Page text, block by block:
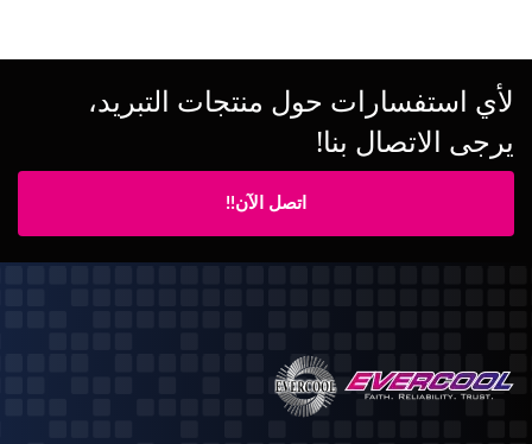
لأي استفسارات حول منتجات التبريد،
يرجى الاتصال بنا!
اتصل الآن!!